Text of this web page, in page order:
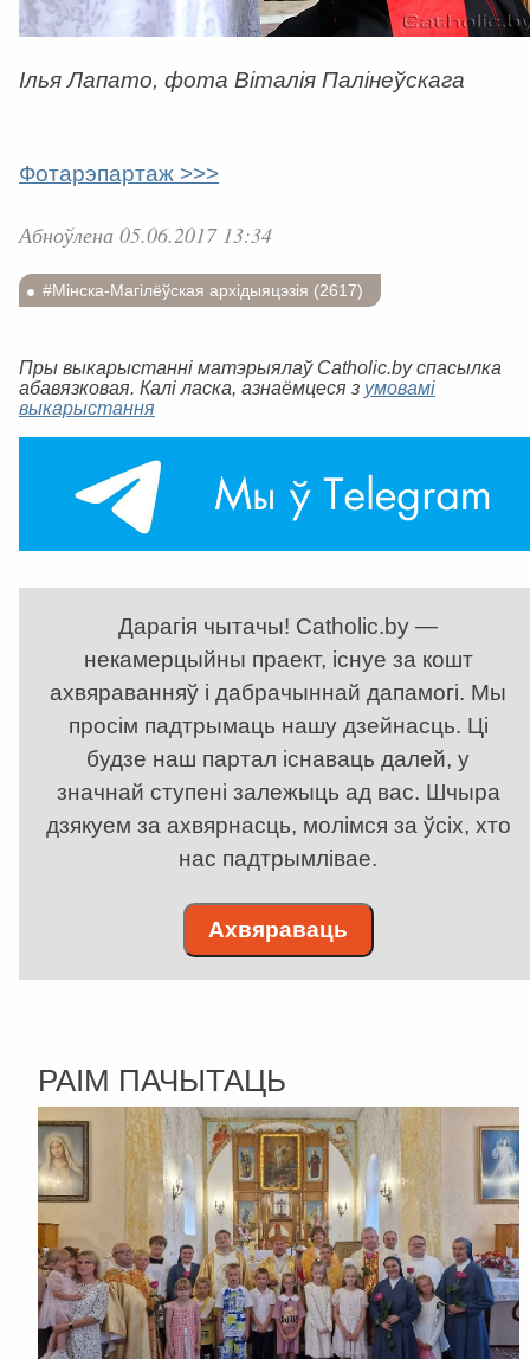
Ілья Лапато, фота Віталія Палінеўскага
Фотарэпартаж >>>
Абноўлена 05.06.2017 13:34
#Мінска-Магілёўская архідыяцэзія (2617)
Пры выкарыстанні матэрыялаў Catholic.by спасылка
абавязковая. Калі ласка, азнаёмцеся з умовамі
выкарыстання
Дарагія чытачы! Catholic.by —
некамерцыйны праект, існуе за кошт
ахвяраванняў і дабрачыннай дапамогі. Мы
просім падтрымаць нашу дзейнасць. Ці
будзе наш партал існаваць далей, у
значнай ступені залежыць ад вас. Шчыра
дзякуем за ахвярнасць, молімся за ўсіх, хто
нас падтрымлівае.
Ахвяраваць
РАІМ ПАЧЫТАЦЬ